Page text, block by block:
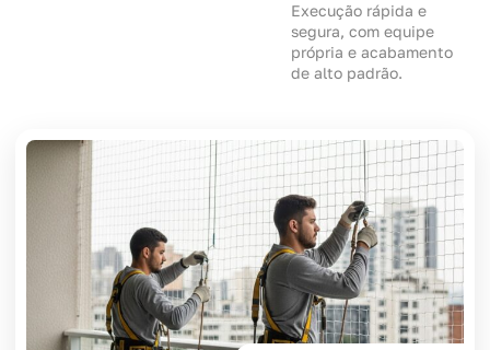
Execução rápida e
segura, com equipe
própria e acabamento
de alto padrão.